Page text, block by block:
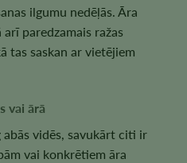
ilgumu nedēļās. Āra
paredzamais ražas
tas saskan ar vietējiem
vai ārā
vidēs, savukārt citi ir
vai konkrētiem āra